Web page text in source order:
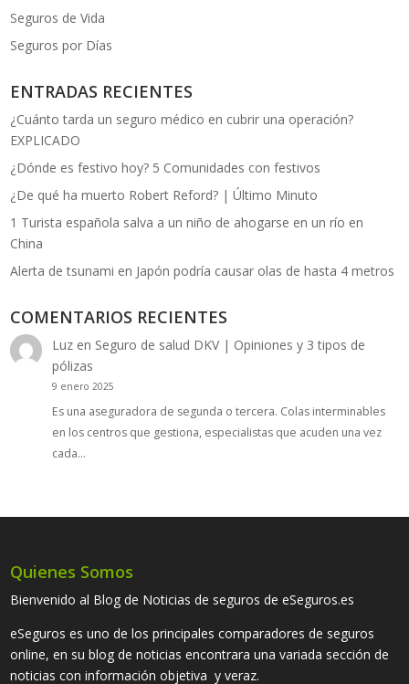
Seguros de Vida
Seguros por Días
ENTRADAS RECIENTES
¿Cuánto tarda un seguro médico en cubrir una operación?
EXPLICADO
¿Dónde es festivo hoy? 5 Comunidades con festivos
¿De qué ha muerto Robert Reford? | Último Minuto
1 Turista española salva a un niño de ahogarse en un río en
China
Alerta de tsunami en Japón podría causar olas de hasta 4 metros
COMENTARIOS RECIENTES
Luzen Seguro de salud DKV | Opiniones y 3 tipos de
pólizas
9 enero 2025
Es una aseguradora de segunda o tercera. Colas interminables
en los centros que gestiona, especialistas que acuden una vez
cada…
Quienes Somos
Bienvenido al Blog de Noticias de seguros de eSeguros.es
eSeguros es uno de los principales comparadores de seguros
online, en su blog de noticias encontrara una variada sección de
noticias con información objetiva y veraz.